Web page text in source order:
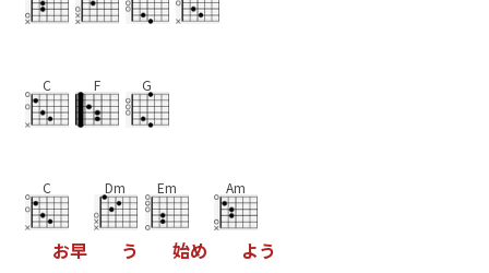
C F G
C
お早
Dm
う
Em
始め
Am
よう